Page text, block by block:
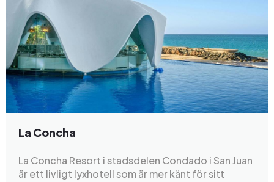
La Concha
La Concha Resort i stadsdelen Condado i San Juan
är ett livligt lyxhotell som är mer känt för sitt